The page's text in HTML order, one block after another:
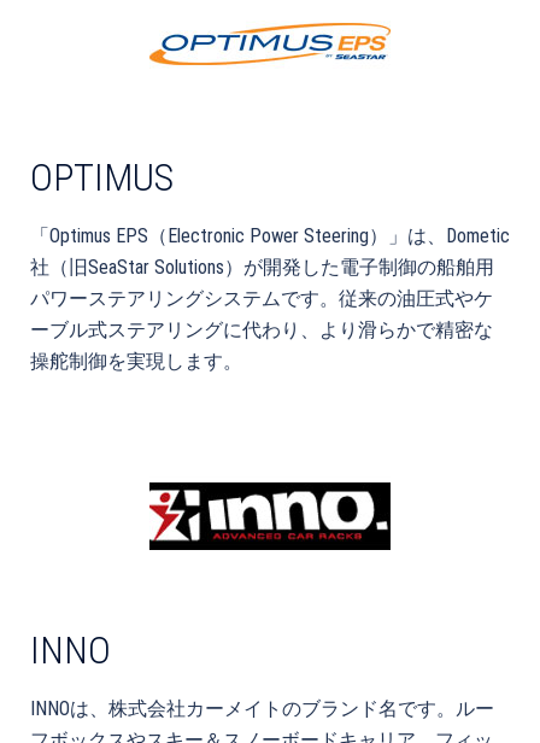
OPTIMUS
「Optimus EPS（Electronic Power Steering）」は、Dometic
社（旧SeaStar Solutions）が開発した電子制御の船舶用
パワーステアリングシステムです。従来の油圧式やケ
ーブル式ステアリングに代わり、より滑らかで精密な
操舵制御を実現します。
INNO
INNOは、株式会社カーメイトのブランド名です。ルー